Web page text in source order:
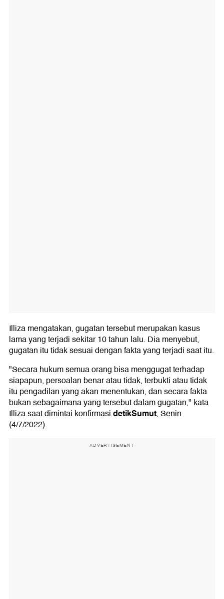
Illiza mengatakan, gugatan tersebut merupakan kasus
lama yang terjadi sekitar 10 tahun lalu. Dia menyebut,
gugatan itu tidak sesuai dengan fakta yang terjadi saat itu.
"Secara hukum semua orang bisa menggugat terhadap
siapapun, persoalan benar atau tidak, terbukti atau tidak
itu pengadilan yang akan menentukan, dan secara fakta
bukan sebagaimana yang tersebut dalam gugatan," kata
Illiza saat dimintai konfirmasidetikSumut, Senin
(4/7/2022).
ADVERTISEMENT